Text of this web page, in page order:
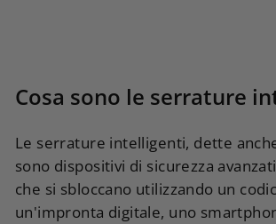
Cosa sono le serrature
Le serrature intelligenti, dette
sono dispositivi di sicurezza
che si sbloccano utilizzando un
un'impronta digitale, uno